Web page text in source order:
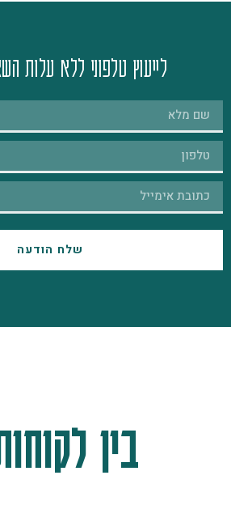
לייעוץ טלפוני ללא עלות
שלח הודעה
בין